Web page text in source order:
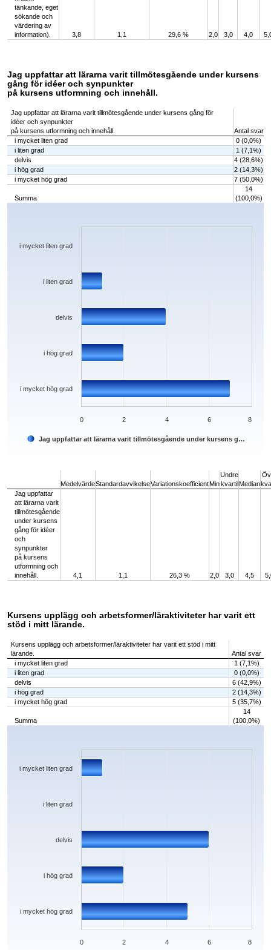
tänkande, eget
sökande och
värdering av
information).
3,8 1,1 29,6 % 2,0 3,0 4,0
Jag uppfattar att lärarna varit tillmötesgående under kursens
gång för idéer och synpunkter
på kursens utformning och innehåll.
Jag uppfattar att lärarna varit tillmötesgående under kursens gång för
idéer och synpunkter
på kursens utformning och innehåll.
Antal svar
i mycket liten grad
0 (0,0%)
i liten grad
1 (7,1%)
delvis
4 (28,6%)
i hög grad
2 (14,3%)
i mycket hög grad
7 (50,0%)
Summa
14
(100,0%)
Chart
The chart has 1 X axis displaying categories.
Jag uppfattar att lärarna varit tillmötesgående under kursens g…
i mycket hög grad
i hög grad
delvis
i liten grad
i mycket liten grad
0 2 4 6 8
MedelvärdeStandardavvikelseVariationskoefficientMin
Undre
kvartilMedian
Jag uppfattar
att lärarna varit
tillmötesgående
under kursens
gång för idéer
och
synpunkter
på kursens
utformning och
innehåll.
4,1 1,1 26,3 % 2,0 3,0 4,5
Kursens upplägg och arbetsformer/läraktiviteter har varit ett
stöd i mitt lärande.
Kursens upplägg och arbetsformer/läraktiviteter har varit ett stöd i mitt
lärande.
Antal svar
i mycket liten grad
1 (7,1%)
i liten grad
0 (0,0%)
delvis
6 (42,9%)
i hög grad
2 (14,3%)
i mycket hög grad
5 (35,7%)
Summa
14
(100,0%)
Chart
The chart has 1 X axis displaying categories.
The chart has 1 Y axis displaying values. Data ranges from 0 to 6.
i mycket hög grad
i hög grad
delvis
i liten grad
i mycket liten grad
0 2 4 6 8